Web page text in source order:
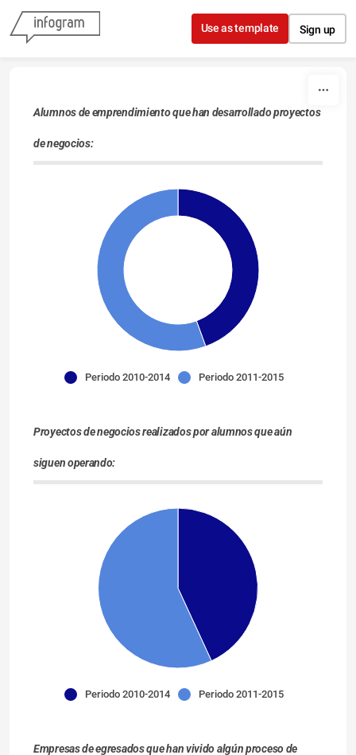
Skip to content
Use as template Sign up
Alumnos de emprendimiento que han desarrollado proyectos
de negocios:
Periodo 2010-2014 Periodo 2011-2015
Proyectos de negocios realizados por alumnos que aún
siguen operando:
Periodo 2010-2014 Periodo 2011-2015
Empresas de egresados que han vivido algún proceso de